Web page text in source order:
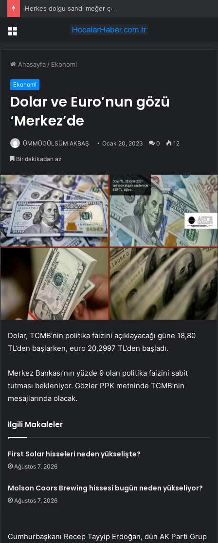
Herkes dolgu sandı meğer çenesini böcek ısırmış
Menü
Anasayfa / Ekonomi
Ekonomi
Dolar ve Euro’nun gözü
‘Merkez’de
ÜMMÜGÜLSÜM AKBAŞ Ocak 20, 2023 0 12
Bir dakikadan az
Dolar, TCMB’nin politika faizini açıklayacağı güne 18,80
TL’den başlarken, euro 20,2997 TL’den başladı.
Merkez Bankası’nın yüzde 9 olan politika faizini sabit
tutması bekleniyor. Gözler PPK metninde TCMB’nin
mesajlarında olacak.
İlgili Makaleler
First Solar hisseleri neden yükselişte?
Ağustos 7, 2026
Molson Coors Brewing hissesi bugün neden yükseliyor?
Ağustos 7, 2026
Cumhurbaşkanı Recep Tayyip Erdoğan, dün AK Parti Grup